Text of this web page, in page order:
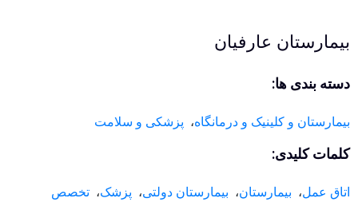
بیمارستان عارفیان
دسته بندی ها:
بیمارستان و کلینیک و درمانگاه، پزشکی و سلامت
کلمات کلیدی:
اتاق عمل، بیمارستان، بیمارستان دولتی، پزشک، تخصص